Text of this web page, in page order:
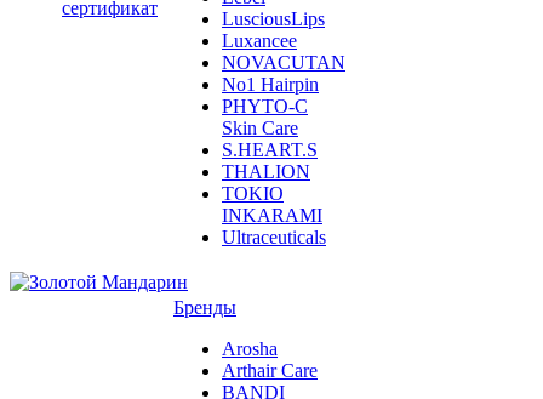
сертификат
LusciousLips
Luxancee
NOVACUTAN
No1 Hairpin
PHYTO-C
Skin Care
S.HEART.S
THALION
TOKIO
INKARAMI
Ultraceuticals
Бренды
Arosha
Arthair Care
BANDI